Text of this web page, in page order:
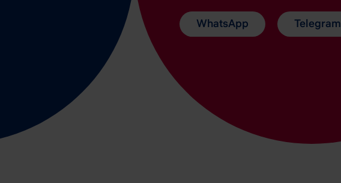
WhatsApp Telegram